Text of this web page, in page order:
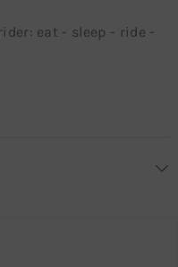
eat - sleep - ride -